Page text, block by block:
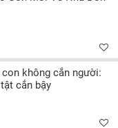
không cắn người:
cắn bậy